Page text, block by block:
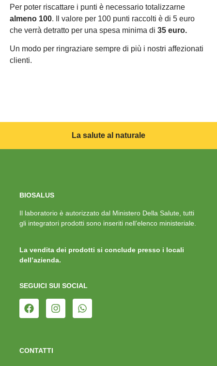
Per poter riscattare i punti è necessario totalizzarne
almeno 100. Il valore per 100 punti raccolti è di 5 euro
che verrà detratto per una spesa minima di 35 euro.
Un modo per ringraziare sempre di più i nostri affezionati
clienti.
La salute al naturale
BIOSALUS
Il laboratorio è autorizzato dal Ministero Della Salute, tutti
gli integratori prodotti sono inseriti nell’elenco ministeriale.
La vendita dei prodotti si conclude presso i locali
dell’azienda.
SEGUICI SUI SOCIAL
CONTATTI